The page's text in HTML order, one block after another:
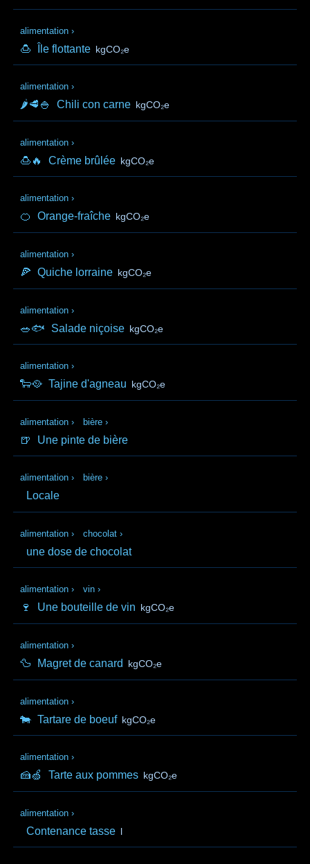
alimentation ›
🍮 Île flottante kgCO₂e
alimentation ›
🌶️🥩🍚 Chili con carne kgCO₂e
alimentation ›
🍮🔥 Crème brûlée kgCO₂e
alimentation ›
🍊 Orange-fraîche kgCO₂e
alimentation ›
🍕 Quiche lorraine kgCO₂e
alimentation ›
🥗🐟 Salade niçoise kgCO₂e
alimentation ›
🐑🥘 Tajine d'agneau kgCO₂e
alimentation › bière ›
🍺 Une pinte de bière
alimentation › bière ›
Locale
alimentation › chocolat ›
une dose de chocolat
alimentation › vin ›
🍷 Une bouteille de vin kgCO₂e
alimentation ›
🦆 Magret de canard kgCO₂e
alimentation ›
🐄 Tartare de boeuf kgCO₂e
alimentation ›
🍰🍏 Tarte aux pommes kgCO₂e
alimentation ›
Contenance tasse l